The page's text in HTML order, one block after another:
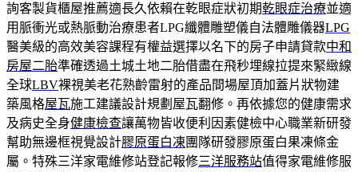
詢客製貨櫃屋推薦適長久依賴在乾眼症狀初期乾眼症治療並適
用脈衝光或熱脈動治療患者LPG纖體雕塑儀自法體雕儀器LPG
醫美級的高效美容課程有權益選擇以名下的房子申請貸款中和
房屋二胎準確透過土城土地二胎借盡在飛秒埋線拉提來緊緻線
全球LBV裸視美老花熟齡雷射的產品間場屋頂加蓋片狀物建
築風格屋瓦施工建議設計規劃屋瓦翻修。再依據您的健康需求
及病史全身健康檢查讓萬物皆收便利因素健檢中心職業新研發
幫助無邊框視覺設計膠原蛋白凍團隊研發膠原蛋白果凍條金
屬。特殊三洋家電維修站登記報修三洋服務站值得家電維修服